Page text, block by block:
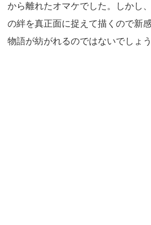
から離れたオマケでした。しかし
の絆を真正面に捉えて描くので新
物語が紡がれるのではないでしょ